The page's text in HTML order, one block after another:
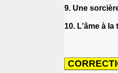
9. Une
10. L'âme à la